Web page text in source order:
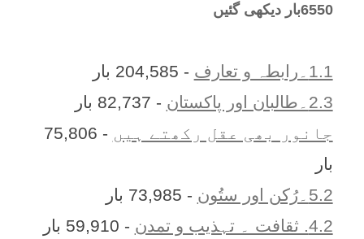
6550بار دیکھی گئیں
1.1۔رابطہ و تعارف
- 204,585 بار
2.3۔طالبان اور پاکستان
- 82,737 بار
جانور بھی عقل رکھتے ہیں
- 75,806
بار
5.2۔رُکن اور ستُون
- 73,985 بار
4.2. ثقافت ۔ تہذیب و تمدن
- 59,910 بار